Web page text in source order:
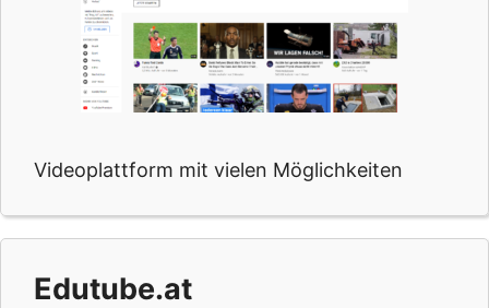
Videoplattform mit vielen Möglichkeiten
Edutube.at